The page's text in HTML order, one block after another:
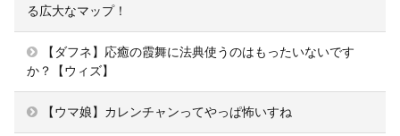
る広大なマップ！
【ダフネ】応癒の霞舞に法典使うのはもったいないです
か？【ウィズ】
【ウマ娘】カレンチャンってやっぱ怖いすね